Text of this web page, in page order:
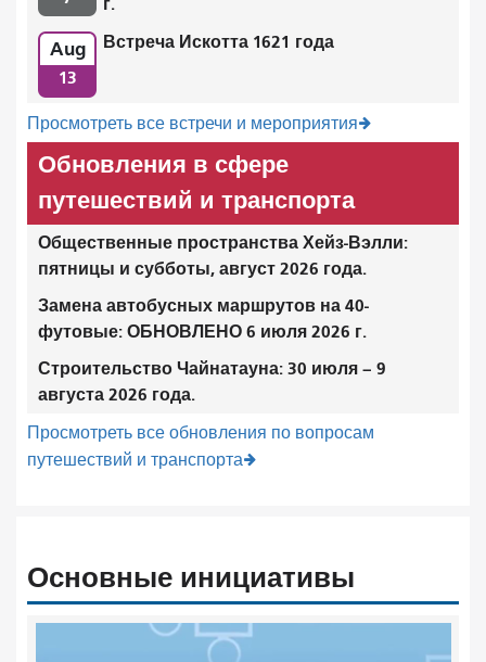
Aug
13
Встреча Искотта 1621 года
Просмотреть все встречи и мероприятия
Обновления в сфере
путешествий и транспорта
Общественные пространства Хейз-Вэлли:
пятницы и субботы, август 2026 года.
Замена автобусных маршрутов на 40-
футовые: ОБНОВЛЕНО 6 июля 2026 г.
Строительство Чайнатауна: 30 июля – 9
августа 2026 года.
Просмотреть все обновления по вопросам
путешествий и транспорта
Основные инициативы